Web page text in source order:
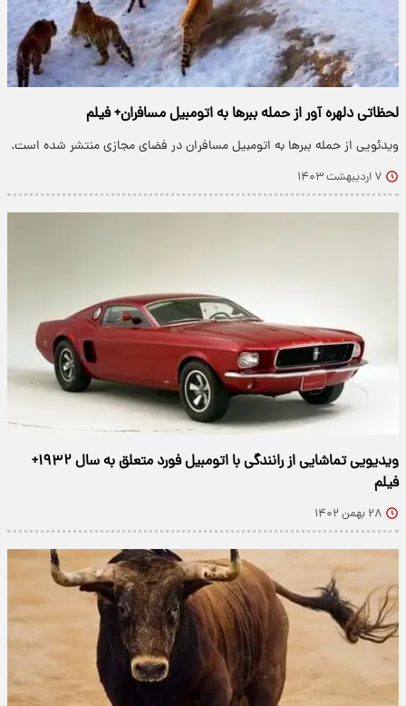
لحظاتی دلهره آور از حمله ببرها به اتومبیل مسافران+ فیلم
ویدئویی از حمله ببرها به اتومبیل مسافران در فضای مجازی منتشر شده است.
۷ اردیبهشت ۱۴۰۳
ویدیویی تماشایی از رانندگی با اتومبیل فورد متعلق به سال ۱۹۳۲+
فیلم
۲۸ بهمن ۱۴۰۲